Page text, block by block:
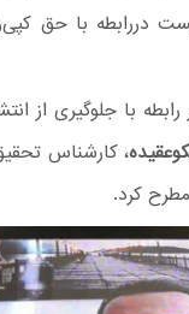
دررابطه با حق
با جلوگیری از
، کارشناس
کرد.